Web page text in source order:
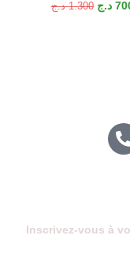
1.300 د.ج د.ج
Inscrivez-vous à